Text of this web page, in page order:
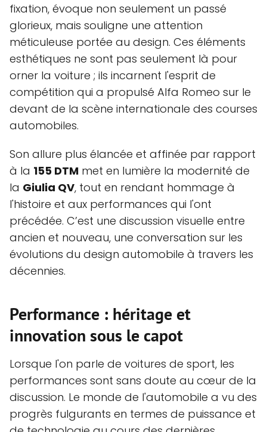
fixation, évoque non seulement un passé
glorieux, mais souligne une attention
méticuleuse portée au design. Ces éléments
esthétiques ne sont pas seulement là pour
orner la voiture ; ils incarnent l'esprit de
compétition qui a propulsé Alfa Romeo sur le
devant de la scène internationale des courses
automobiles.
Son allure plus élancée et affinée par rapport
à la 155 DTM met en lumière la modernité de
la Giulia QV, tout en rendant hommage à
l'histoire et aux performances qui l'ont
précédée. C’est une discussion visuelle entre
ancien et nouveau, une conversation sur les
évolutions du design automobile à travers les
décennies.
Performance : héritage et
innovation sous le capot
Lorsque l'on parle de voitures de sport, les
performances sont sans doute au cœur de la
discussion. Le monde de l'automobile a vu des
progrès fulgurants en termes de puissance et